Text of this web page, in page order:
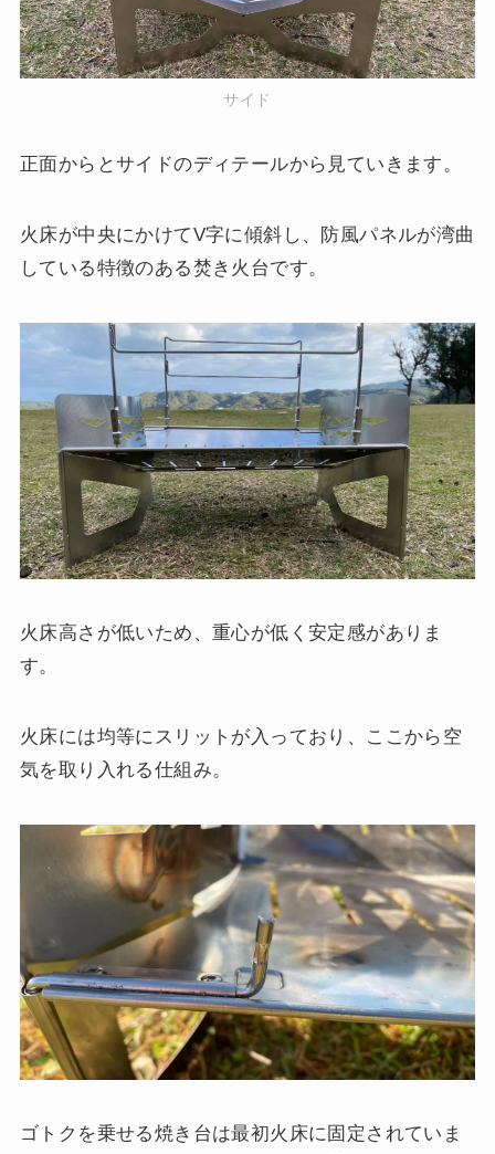
サイド
正面からとサイドのディテールから見ていきます。
火床が中央にかけてV字に傾斜し、防風パネルが湾曲
している特徴のある焚き火台です。
火床高さが低いため、重心が低く安定感がありま
す。
火床には均等にスリットが入っており、ここから空
気を取り入れる仕組み。
ゴトクを乗せる焼き台は最初火床に固定されていま